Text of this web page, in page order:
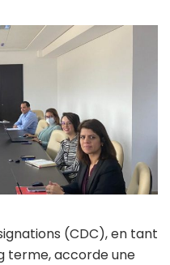
(CDC), en tant
terme, accorde une